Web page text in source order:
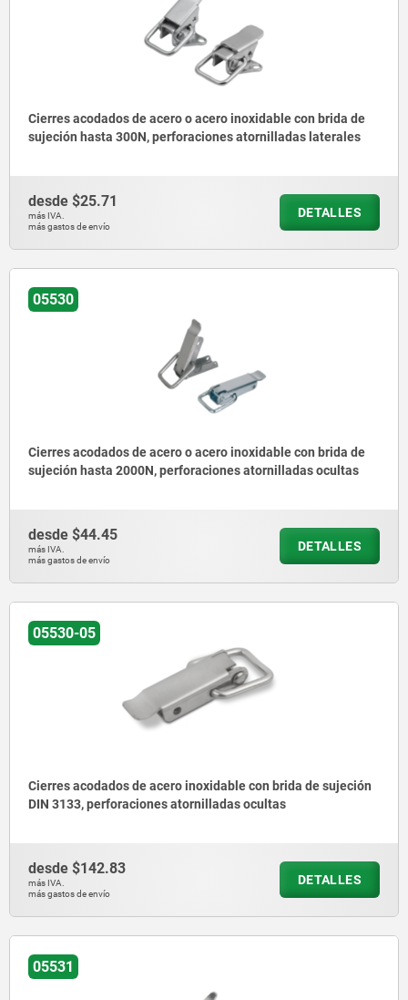
Cierres acodados de acero o acero inoxidable con brida de
sujeción hasta 300N, perforaciones atornilladas laterales
desde $25.71
más IVA.
más gastos de envío
DETALLES
05530
Cierres acodados de acero o acero inoxidable con brida de
sujeción hasta 2000N, perforaciones atornilladas ocultas
desde $44.45
más IVA.
más gastos de envío
DETALLES
05530-05
Cierres acodados de acero inoxidable con brida de sujeción
DIN 3133, perforaciones atornilladas ocultas
desde $142.83
más IVA.
más gastos de envío
DETALLES
05531